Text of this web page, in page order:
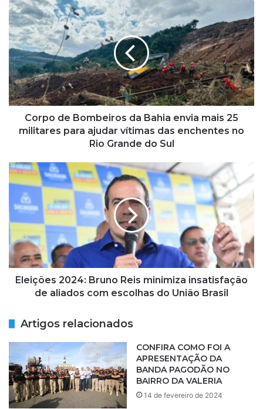
C
o
r
p
o
e
B
o
r
o
B
a
h
i
i
a
i
s
2
Corpo de Bombeiros da Bahia envia mais 25
militares para ajudar vítimas das enchentes no
Rio Grande do Sul
E
l
õ
e
s
2
B
r
n
o
R
e
Eleições 2024: Bruno Reis minimiza insatisfação
de aliados com escolhas do União Brasil
Artigos relacionados
CONFIRA COMO FOI A
APRESENTAÇÃO DA
BANDA PAGODÃO NO
BAIRRO DA VALERIA
14 de fevereiro de 2024